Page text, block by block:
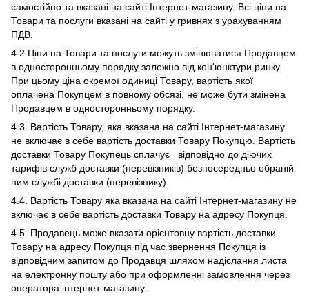
самостійно та вказані на сайті Інтернет-магазину. Всі ціни на
Товари та послуги вказані на сайті у гривнях з урахуванням
ПДВ.
4.2 Ціни на Товари та послуги можуть змінюватися Продавцем
в односторонньому порядку залежно від кон'юнктури ринку.
При цьому ціна окремої одиниці Товару, вартість якої
оплачена Покупцем в повному обсязі, не може бути змінена
Продавцем в односторонньому порядку.
4.3. Вартість Товару, яка вказана на сайті Інтернет-магазину
не включає в себе вартість доставки Товару Покупцю. Вартість
доставки Товару Покупець сплачує відповідно до діючих
тарифів служб доставки (перевізників) безпосередньо обраній
ним службі доставки (перевізнику).
4.4. Вартість Товару яка вказана на сайті Інтернет-магазину не
включає в себе вартість доставки Товару на адресу Покупця.
4.5. Продавець може вказати орієнтовну вартість доставки
Товару на адресу Покупця під час звернення Покупця із
відповідним запитом до Продавця шляхом надіслання листа
на електронну пошту або при оформленні замовлення через
оператора інтернет-магазину.